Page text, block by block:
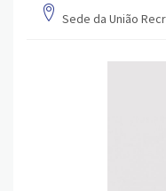
Sede da União